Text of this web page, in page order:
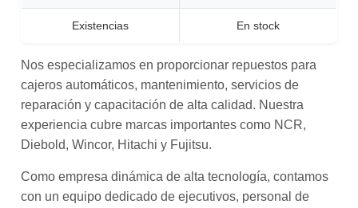
Existencias En stock
Nos especializamos en proporcionar repuestos para
cajeros automáticos, mantenimiento, servicios de
reparación y capacitación de alta calidad. Nuestra
experiencia cubre marcas importantes como NCR,
Diebold, Wincor, Hitachi y Fujitsu.
Como empresa dinámica de alta tecnología, contamos
con un equipo dedicado de ejecutivos, personal de